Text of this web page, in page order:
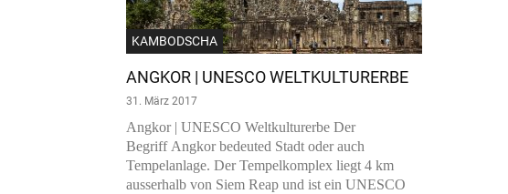
KAMBODSCHA
ANGKOR | UNESCO WELTKULTURERBE
31. März 2017
Angkor | UNESCO Weltkulturerbe Der
Begriff Angkor bedeuted Stadt oder auch
Tempelanlage. Der Tempelkomplex liegt 4 km
ausserhalb von Siem Reap und ist ein UNESCO